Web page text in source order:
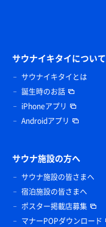
サウナイキタイについて
サウナイキタイとは
誕生時のお話
iPhoneアプリ
Androidアプリ
サウナ施設の方へ
サウナ施設の皆さまへ
宿泊施設の皆さまへ
ポスター掲載店募集
マナーPOPダウンロード